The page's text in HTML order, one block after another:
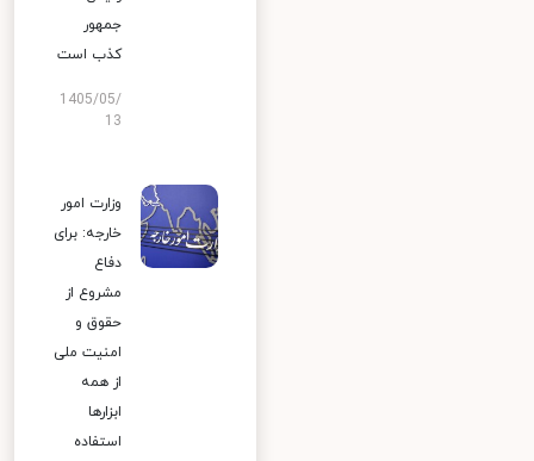
جمهور
کذب است
1405/05/
13
وزارت امور
خارجه: برای
دفاع
مشروع از
حقوق و
امنیت ملی
از همه
ابزارها
استفاده